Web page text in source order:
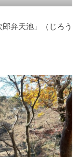
弁天池」（じろう